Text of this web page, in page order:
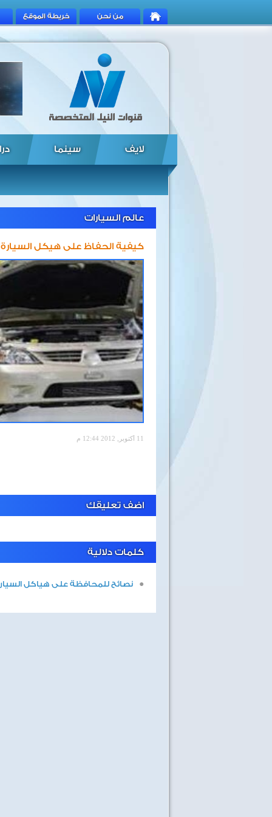
من نحن خريطة الموقع
لايف سينما
عالم السيارات
كيفية الحفاظ على هيكل السيارة
11 أكتوبر, 2012 12:44 م
اضف تعليقك
كلمات دلالية
نصائح للمحافظة على هياكل